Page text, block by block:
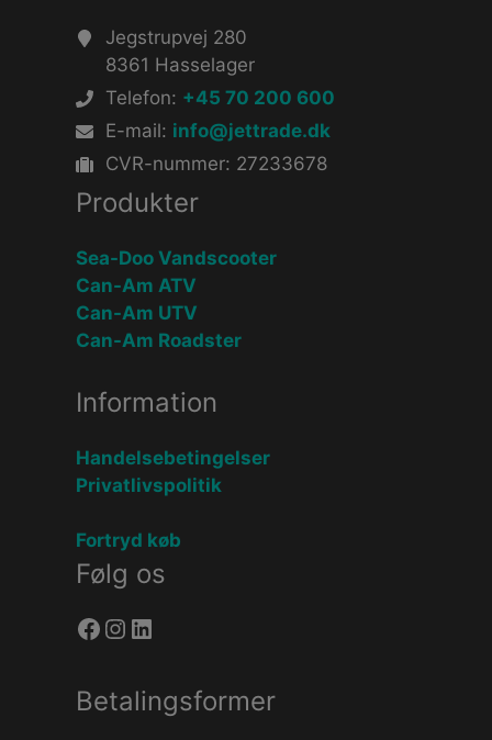
Jegstrupvej 280
8361 Hasselager
Telefon: +45 70 200 600
E-mail: info@jettrade.dk
CVR-nummer: 27233678
Produkter
Sea-Doo Vandscooter
Can-Am ATV
Can-Am UTV
Can-Am Roadster
Information
Handelsebetingelser
Privatlivspolitik
Fortryd køb
Følg os
Facebook
Instagram
LinkedIn
Betalingsformer